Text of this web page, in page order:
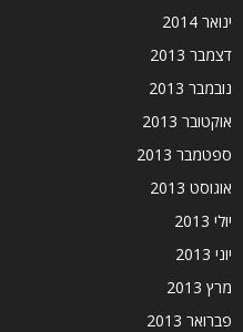
ינואר 2014
דצמבר 2013
נובמבר 2013
אוקטובר 2013
ספטמבר 2013
אוגוסט 2013
יולי 2013
יוני 2013
מרץ 2013
פברואר 2013